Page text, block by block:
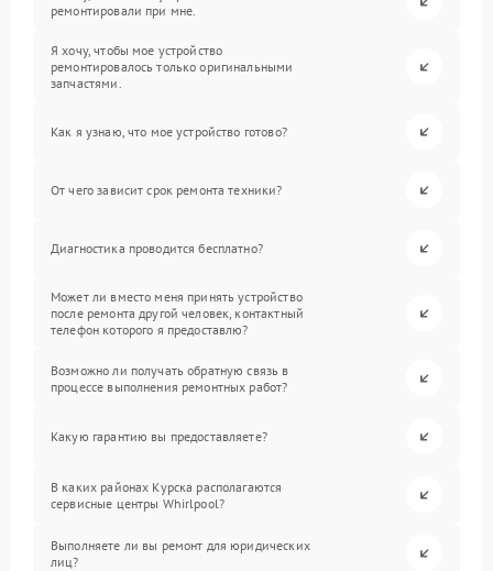
ремонтировали при мне.
Я хочу, чтобы мое устройство
ремонтировалось только оригинальными
запчастями.
Как я узнаю, что мое устройство готово?
От чего зависит срок ремонта техники?
Диагностика проводится бесплатно?
Может ли вместо меня принять устройство
после ремонта другой человек, контактный
телефон которого я предоставлю?
Возможно ли получать обратную связь в
процессе выполнения ремонтных работ?
Какую гарантию вы предоставляете?
В каких районах Курска располагаются
сервисные центры Whirlpool?
Выполняете ли вы ремонт для юридических
лиц?